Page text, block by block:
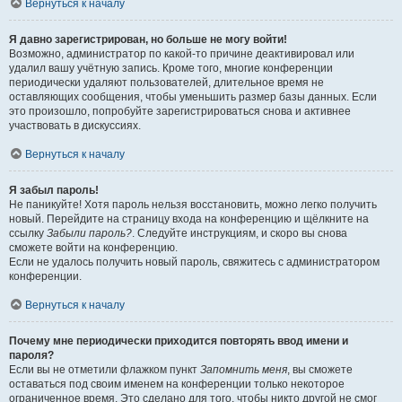
Вернуться к началу
Я давно зарегистрирован, но больше не могу войти!
Возможно, администратор по какой-то причине деактивировал или
удалил вашу учётную запись. Кроме того, многие конференции
периодически удаляют пользователей, длительное время не
оставляющих сообщения, чтобы уменьшить размер базы данных. Если
это произошло, попробуйте зарегистрироваться снова и активнее
участвовать в дискуссиях.
Вернуться к началу
Я забыл пароль!
Не паникуйте! Хотя пароль нельзя восстановить, можно легко получить
новый. Перейдите на страницу входа на конференцию и щёлкните на
ссылку Забыли пароль?. Следуйте инструкциям, и скоро вы снова
сможете войти на конференцию.
Если не удалось получить новый пароль, свяжитесь с администратором
конференции.
Вернуться к началу
Почему мне периодически приходится повторять ввод имени и
пароля?
Если вы не отметили флажком пункт Запомнить меня, вы сможете
оставаться под своим именем на конференции только некоторое
ограниченное время. Это сделано для того, чтобы никто другой не смог